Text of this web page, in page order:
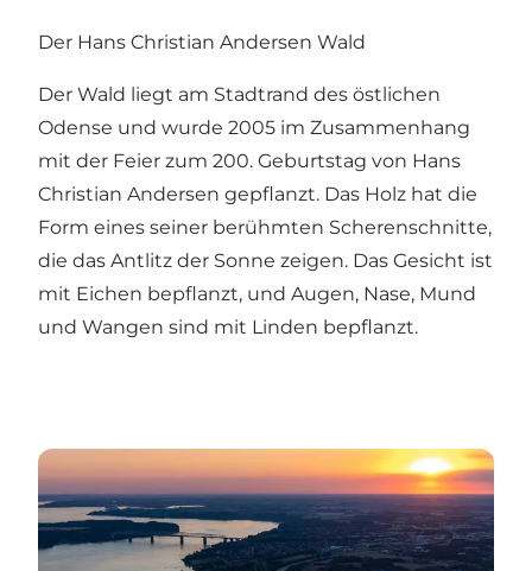
Der Hans Christian Andersen Wald
Der Wald liegt am Stadtrand des östlichen
Odense und wurde 2005 im Zusammenhang
mit der Feier zum 200. Geburtstag von Hans
Christian Andersen gepflanzt. Das Holz hat die
Form eines seiner berühmten Scherenschnitte,
die das Antlitz der Sonne zeigen. Das Gesicht ist
mit Eichen bepflanzt, und Augen, Nase, Mund
und Wangen sind mit Linden bepflanzt.